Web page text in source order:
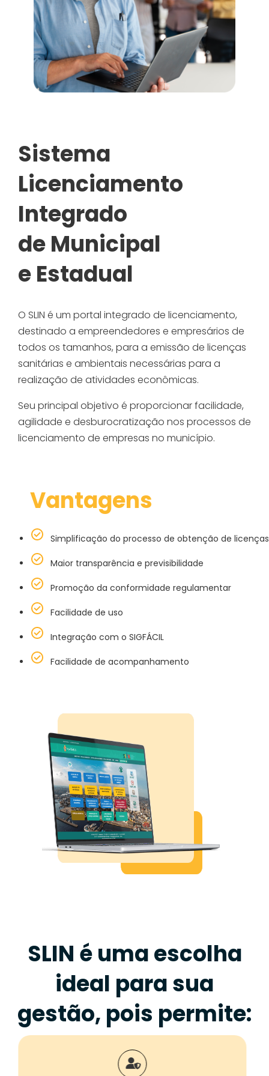
Sistema
Licenciamento
Integrado
de Municipal
e Estadual
O SLIN é um portal integrado de licenciamento,
destinado a empreendedores e empresários de
todos os tamanhos, para a emissão de licenças
sanitárias e ambientais necessárias para a
realização de atividades econômicas.
Seu principal objetivo é proporcionar facilidade,
agilidade e desburocratização nos processos de
licenciamento de empresas no município.
Vantagens
Simplificação do processo de obtenção de licenças
Maior transparência e previsibilidade
Promoção da conformidade regulamentar
Facilidade de uso
Integração com o SIGFÁCIL
Facilidade de acompanhamento
SLIN é uma escolha
ideal para sua
gestão, pois permite: